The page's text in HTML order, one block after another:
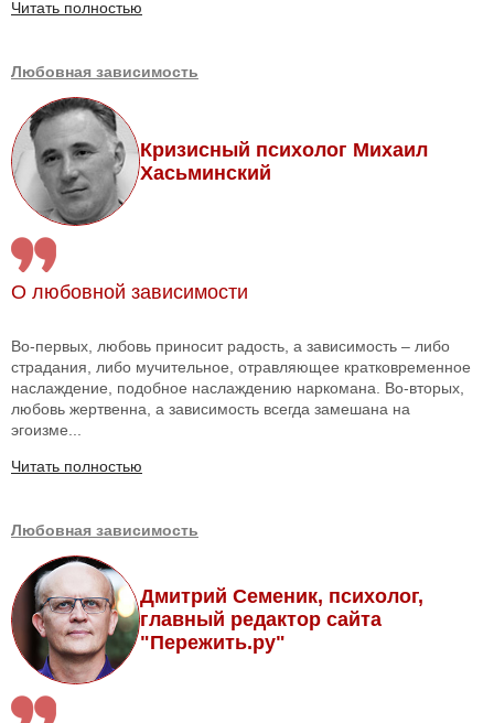
Читать полностью
Любовная зависимость
Кризисный психолог Михаил
Хасьминский
О любовной зависимости
Во-первых, любовь приносит радость, а зависимость – либо
страдания, либо мучительное, отравляющее кратковременное
наслаждение, подобное наслаждению наркомана. Во-вторых,
любовь жертвенна, а зависимость всегда замешана на
эгоизме...
Читать полностью
Любовная зависимость
Дмитрий Семеник, психолог,
главный редактор сайта
"Пережить.ру"